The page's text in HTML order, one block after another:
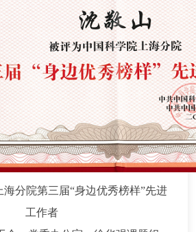
分院第三届“身边优秀榜样”先进
工作者